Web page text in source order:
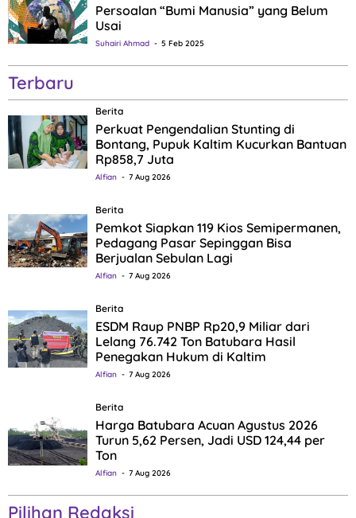
Persoalan “Bumi Manusia” yang Belum
Usai
Suhairi Ahmad 5 Feb 2025
Terbaru
Berita
Perkuat Pengendalian Stunting di
Bontang, Pupuk Kaltim Kucurkan Bantuan
Rp858,7 Juta
Alfian 7 Aug 2026
Berita
Pemkot Siapkan 119 Kios Semipermanen,
Pedagang Pasar Sepinggan Bisa
Berjualan Sebulan Lagi
Alfian 7 Aug 2026
Berita
ESDM Raup PNBP Rp20,9 Miliar dari
Lelang 76.742 Ton Batubara Hasil
Penegakan Hukum di Kaltim
Alfian 7 Aug 2026
Berita
Harga Batubara Acuan Agustus 2026
Turun 5,62 Persen, Jadi USD 124,44 per
Ton
Alfian 7 Aug 2026
Pilihan Redaksi